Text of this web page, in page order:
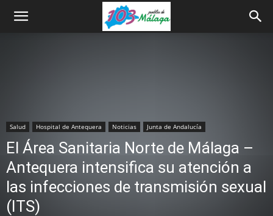
Salud Hospital de Antequera Noticias Junta de Andalucía
El Área Sanitaria Norte de Málaga –
Antequera intensifica su atención a
las infecciones de transmisión sexual
(ITS)